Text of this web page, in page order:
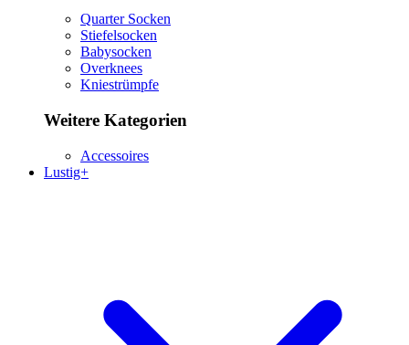
Quarter Socken
Stiefelsocken
Babysocken
Overknees
Kniestrümpfe
Weitere Kategorien
Accessoires
Lustig+